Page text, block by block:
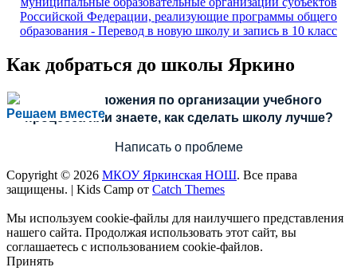
Российской Федерации, реализующие программы общего
образования - Перевод в новую школу и запись в 10 класс
Как добраться до школы Яркино
Решаем вместе
Есть предложения по организации учебного
процесса или знаете, как сделать школу лучше?
Написать о проблеме
Copyright © 2026 МКОУ Яркинская НОШ. Все права
защищены. | Kids Camp от Catch Themes
Мы используем cookie-файлы для наилучшего представления
нашего сайта. Продолжая использовать этот сайт, вы
соглашаетесь с использованием cookie-файлов.
Принять